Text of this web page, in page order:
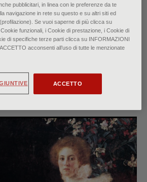
dalla
all’astrazione
∙ Gennaio 2022
pubblicitari, in linea con le preferenze da te
navigazione in rete su questo e su altri siti ed
Se vuoi saperne di più clicca su
funzionali, i Cookie di prestazione, i Cookie di
di specifiche terze parti clicca su INFORMAZIONI
acconsenti all’uso di tutte le menzionate
ACCETTO